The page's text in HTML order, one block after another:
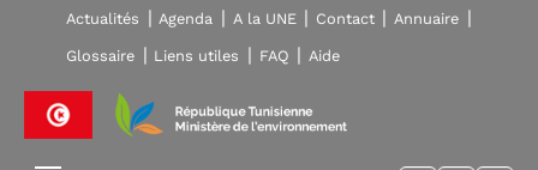
Skip to main navigation
Aller au contenu principal
Skip to page footer
Actualités Agenda A la UNE Contact Annuaire
Glossaire Liens utiles FAQ Aide